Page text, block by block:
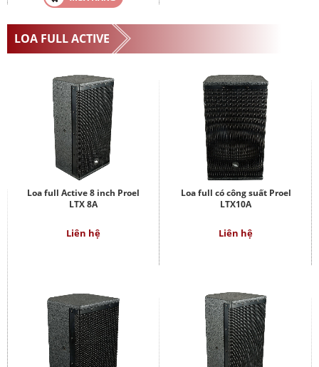
LOA FULL ACTIVE
Loa full Active 8 inch Proel
LTX 8A
Liên hệ
Loa full có công suất Proel
LTX10A
Liên hệ